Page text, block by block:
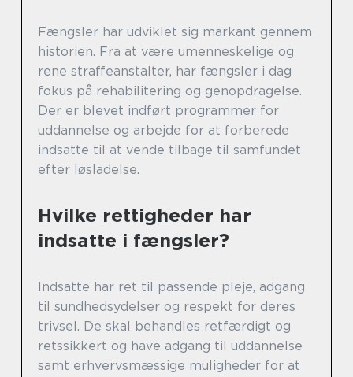
Fængsler har udviklet sig markant gennem
historien. Fra at være umenneskelige og
rene straffeanstalter, har fængsler i dag
fokus på rehabilitering og genopdragelse.
Der er blevet indført programmer for
uddannelse og arbejde for at forberede
indsatte til at vende tilbage til samfundet
efter løsladelse.
Hvilke rettigheder har
indsatte i fængsler?
Indsatte har ret til passende pleje, adgang
til sundhedsydelser og respekt for deres
trivsel. De skal behandles retfærdigt og
retssikkert og have adgang til uddannelse
samt erhvervsmæssige muligheder for at